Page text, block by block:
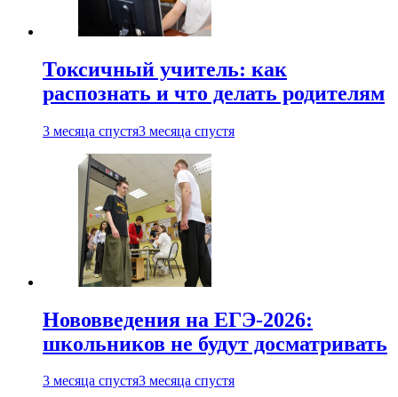
Токсичный учитель: как
распознать и что делать родителям
3 месяца спустя3 месяца спустя
Нововведения на ЕГЭ-2026:
школьников не будут досматривать
3 месяца спустя3 месяца спустя